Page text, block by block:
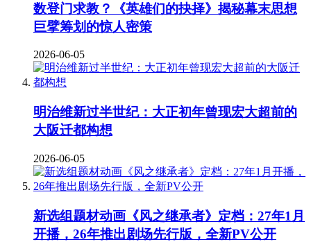
数登门求教？《英雄们的抉择》揭秘幕末思想
巨擘筹划的惊人密策
2026-06-05
明治维新过半世纪：大正初年曾现宏大超前的
大阪迁都构想
2026-06-05
新选组题材动画《风之继承者》定档：27年1月
开播，26年推出剧场先行版，全新PV公开